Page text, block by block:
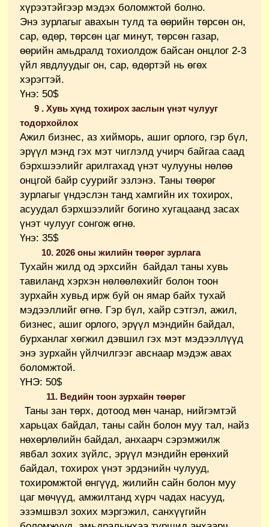
хүрээтэйгээр мэдэх боломжтой болно.
Энэ зурлагыг авахын тулд та өөрийн төрсөн он,
сар, өдөр, төрсөн цаг минут, төрсөн газар,
өөрийн амьдралд тохиолдож байсан онцлог 2-3
үйл явдлуудыг он, сар, өдөртэй нь өгөх
хэрэгтэй.
Үнэ: 50$
9 . Хувь хүнд тохирох заслын үнэт чулууг
тодорхойлох
Ажил бизнес, аз хийморь, ашиг орлого, гэр бүл,
эрүүл мэнд гэх мэт чиглэлд учирч байгаа саад
бэрхшээлийг арилгахад үнэт чулууны нөлөө
онцгой байр суурийг эзлэнэ. Таны төөрөг
зурлагыг үндэслэн танд хамгийн их тохирох,
асуудал бэрхшээлийг богино хугацаанд засах
үнэт чулууг сонгож өгнө.
Үнэ: 35$
10. 2026 оны жилийн төөрөг зурлага
Тухайн жилд од эрхсийн байдал таны хувь
тавиланд хэрхэн нөлөөлөхийг болон тоон
зурхайн хувьд ирж буй он ямар байх тухай
мэдээллийг өгнө. Гэр бүл, хайр сэтгэл, ажил,
бизнес, ашиг орлого, эрүүл мэндийн байдал,
бурханлаг хөгжил дэвшил гэх мэт мэдээллүүд
энэ зурхайн үйлчилгээг авснаар мэдэж авах
боломжтой.
ҮНЭ: 50$
11. Ведийн тоон зурхайн төөрөг
Таны зан төрх, дотоод мөн чанар, нийгэмтэй
харьцах байдал, таны сайн болон муу тал, найз
нөхөрлөлийн байдал, анхаарч сэрэмжилж
явбал зохих зүйлс, эрүүл мэндийн ерөнхий
байдал, тохирох үнэт эрдэнийн чулууд,
тохиромжтой өнгүүд, жилийн сайн болон муу
цаг мөчүүд, амжилтанд хүрч чадах насууд,
эзэмшвэл зохих мэргэжил, санхүүгийн